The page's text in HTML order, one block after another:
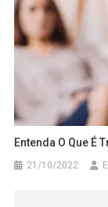
Entenda O Que É
21/10/2022